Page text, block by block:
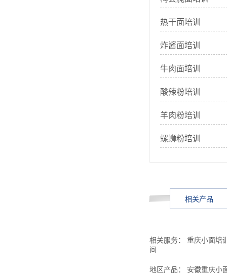
热干面培训
炸酱面培训
牛肉面培训
酸辣粉培训
羊肉粉培训
螺蛳粉培训
相关产品
相关服务： 重庆小面培
间
地区产品： 安徽重庆小